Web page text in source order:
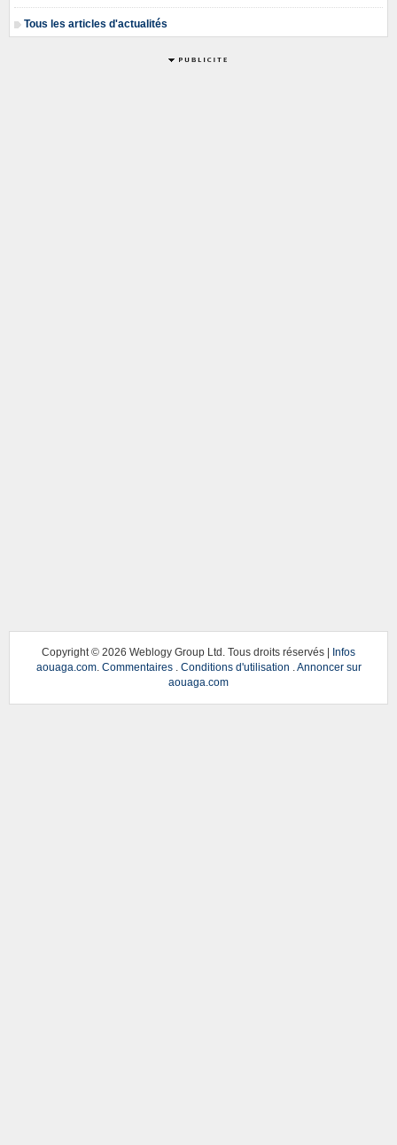
Tous les articles d'actualités
Copyright © 2026 Weblogy Group Ltd. Tous droits réservés |
Infos
aouaga.com. Commentaires. Conditions d'utilisation .Annoncer sur
aouaga.com